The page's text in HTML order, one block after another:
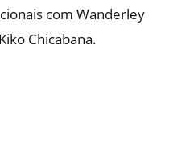
com Wanderley
Chicabana.